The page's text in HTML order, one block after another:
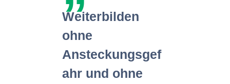
Weiterbilden
ohne
Ansteckungsgef
ahr und ohne